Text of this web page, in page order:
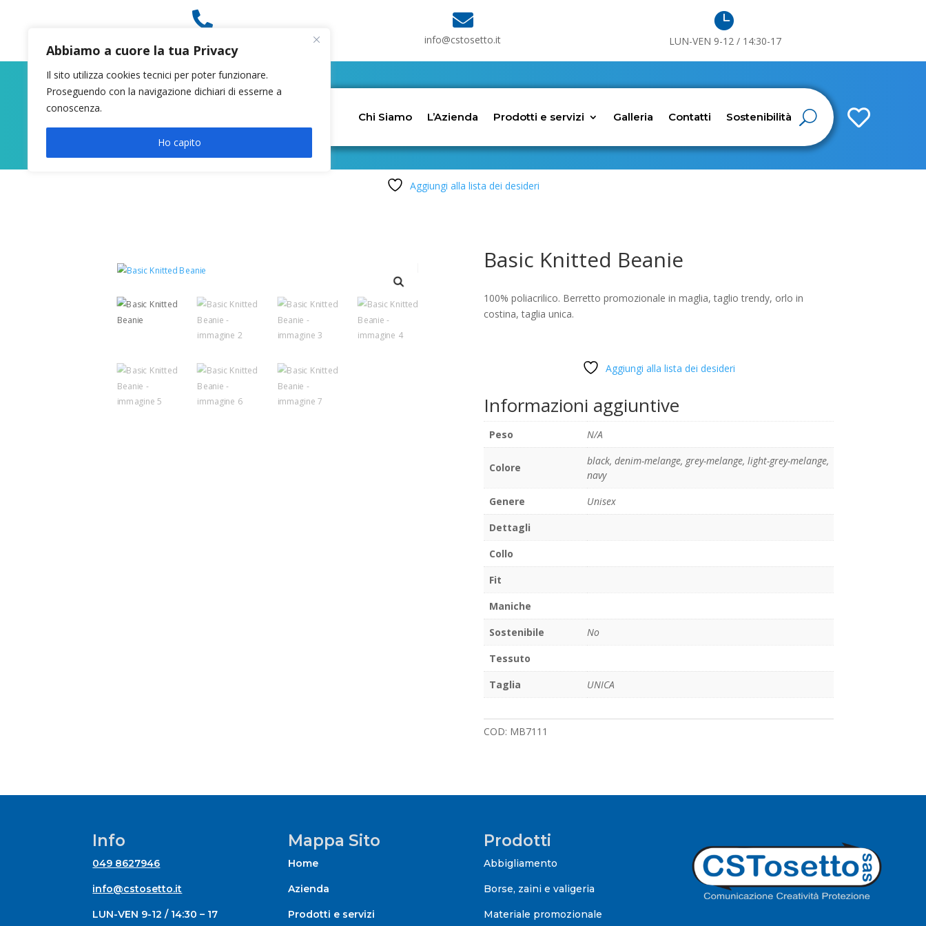
Abbiamo a cuore la tua Privacy
Il sito utilizza cookies tecnici per poter funzionare.
Proseguendo con la navigazione dichiari di esserne a
conoscenza.
Ho capito
 
info@cstosetto.it

LUN-VEN 9-12 / 14:30-17

Chi Siamo L’Azienda Prodotti e servizi Galleria Contatti Sostenibilità
Aggiungi alla lista dei desideri
Basic Knitted Beanie
100% poliacrilico. Berretto promozionale in maglia, taglio trendy, orlo in
costina, taglia unica.
Aggiungi alla lista dei desideri
Informazioni aggiuntive
Peso N/A
Colore
black, denim-melange, grey-melange, light-grey-melange,
navy
Genere
Unisex
Dettagli
Collo
Fit
Maniche
Sostenibile
No
Tessuto
Taglia
UNICA
COD: MB7111
Info
049 8627946
info@cstosetto.it
LUN-VEN 9-12 / 14:30 – 17
Mappa Sito
Home
Azienda
Prodotti e servizi
Prodotti
Abbigliamento
Borse, zaini e valigeria
Materiale promozionale